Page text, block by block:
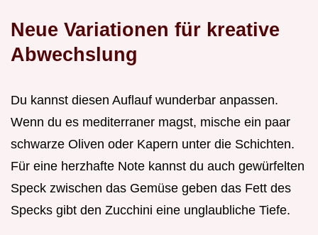
Neue Variationen für kreative
Abwechslung
Du kannst diesen Auflauf wunderbar anpassen.
Wenn du es mediterraner magst, mische ein paar
schwarze Oliven oder Kapern unter die Schichten.
Für eine herzhafte Note kannst du auch gewürfelten
Speck zwischen das Gemüse geben das Fett des
Specks gibt den Zucchini eine unglaubliche Tiefe.